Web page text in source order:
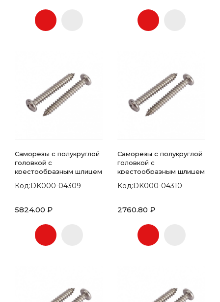
Саморезы с полукруглой
головкой с
крестообразным шлицем
Код:DK000-04309
5824.00 ₽
Саморезы с полукруглой
головкой с
крестообразным шлицем
Код:DK000-04310
2760.80 ₽